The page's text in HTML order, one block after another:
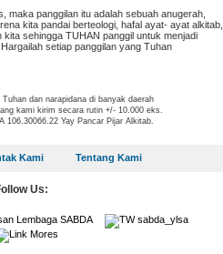
maka panggilan itu adalah sebuah anugerah,
kita pandai berteologi, hafal ayat- ayat alkitab,
sehingga TUHAN panggil untuk menjadi
setiap panggilan yang Tuhan
dan narapidana di banyak daerah
kami kirim secara rutin +/- 10.000 eks.
106.30066.22 Yay Pancar Pijar Alkitab.
Kami Tentang Kami
Us:
Lembaga SABDA
sabda_ylsa
Mores